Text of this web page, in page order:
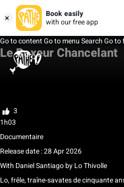
Book easily
with our free app
Go to contentGo to menuSearchGo to
Le Boxeur Chancelant
My list
3
1h03
Documentaire
Release date : 28 Apr 2026
With Daniel SantiagobyLo Thivolle
Lo, frêle, traîne-savates de cinquante